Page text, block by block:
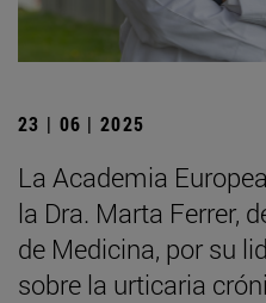
23 | 06 | 2025
La Academia
la Dra. Marta Ferrer,
de Medicina, por su
sobre la urticaria